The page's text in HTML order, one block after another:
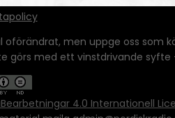
men uppge oss som
görs med ett vinstdrivande
4.0 Internationell